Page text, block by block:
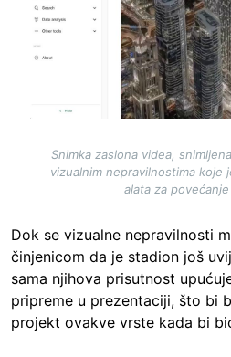
Snimka zaslona videa,
vizualnim nepravilnostima koje
alata za
Dok se vizualne nepravilnosti
činjenicom da je stadion još
sama njihova prisutnost
pripreme u prezentaciji, što bi
projekt ovakve vrste kada bi